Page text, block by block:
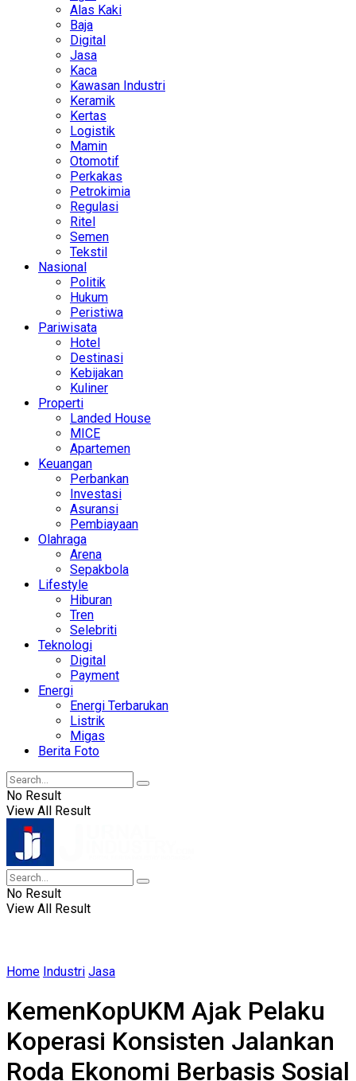
Alas Kaki
Baja
Digital
Jasa
Kaca
Kawasan Industri
Keramik
Kertas
Logistik
Mamin
Otomotif
Perkakas
Petrokimia
Regulasi
Ritel
Semen
Tekstil
Nasional
Politik
Hukum
Peristiwa
Pariwisata
Hotel
Destinasi
Kebijakan
Kuliner
Properti
Landed House
MICE
Apartemen
Keuangan
Perbankan
Investasi
Asuransi
Pembiayaan
Olahraga
Arena
Sepakbola
Lifestyle
Hiburan
Tren
Selebriti
Teknologi
Digital
Payment
Energi
Energi Terbarukan
Listrik
Migas
Berita Foto
No Result
View All Result
No Result
View All Result
Home Industri Jasa
KemenKopUKM Ajak Pelaku
Koperasi Konsisten Jalankan
Roda Ekonomi Berbasis Sosial